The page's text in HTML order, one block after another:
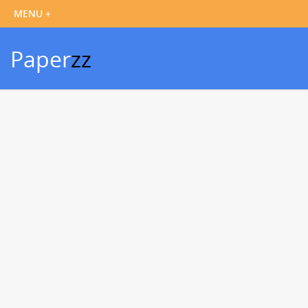
Paperzz